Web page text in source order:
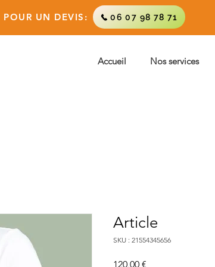
Accueil Nos services
UN DEVIS: 06 07 98 78 71
Article
SKU : 21554345656
120,00 €